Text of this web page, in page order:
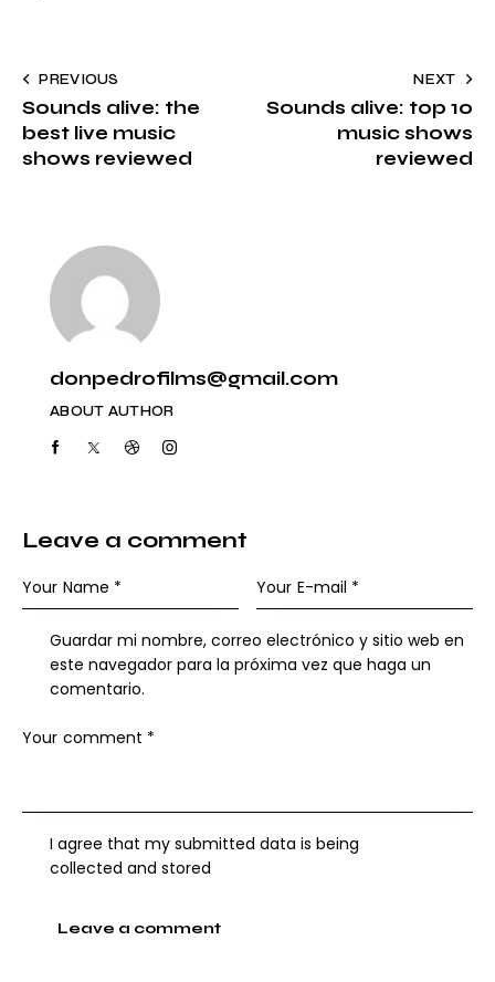
PREVIOUS
Sounds alive: the
best live music
shows reviewed
NEXT
Sounds alive: top 10
music shows
reviewed
donpedrofilms@gmail.com
ABOUT AUTHOR
Leave a comment
Guardar mi nombre, correo electrónico y sitio web en
este navegador para la próxima vez que haga un
comentario.
I agree that my submitted data is being
collected and stored